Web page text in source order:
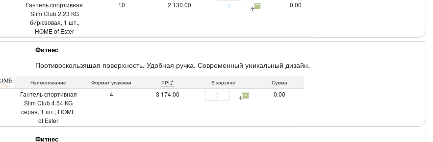
Гантель спортивная
Slim Club 2.23 KG
бирюзовая, 1 шт.,
HOME of Ester
10 2 130.00 0.00
Фитнес
Противоскользящая поверхность. Удобная ручка. Современный уникальный дизайн.
Наименование Формат упаковки РРЦ* В корзине Сумма
Гантель спортивная
Slim Club 4.54 KG
серая, 1 шт., HOME
of Ester
4 3 174.00 0.00
Фитнес